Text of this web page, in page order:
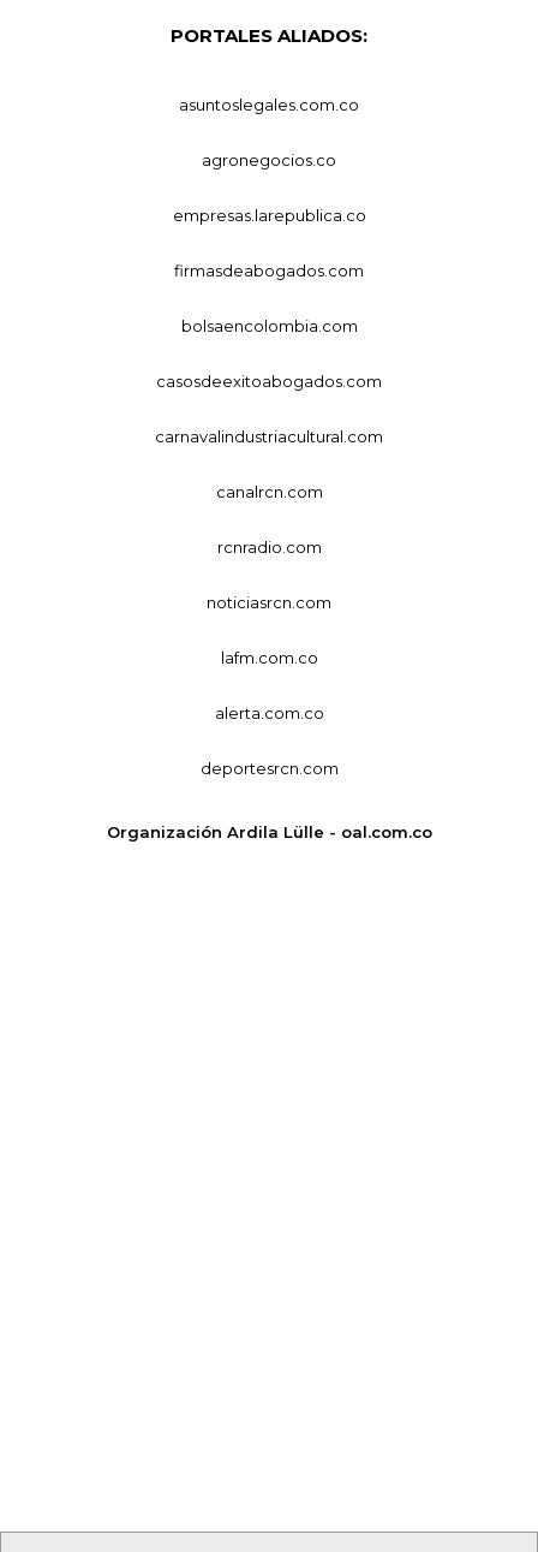
PORTALES ALIADOS:
asuntoslegales.com.co
agronegocios.co
empresas.larepublica.co
firmasdeabogados.com
bolsaencolombia.com
casosdeexitoabogados.com
carnavalindustriacultural.com
canalrcn.com
rcnradio.com
noticiasrcn.com
lafm.com.co
alerta.com.co
deportesrcn.com
Organización Ardila Lülle - oal.com.co